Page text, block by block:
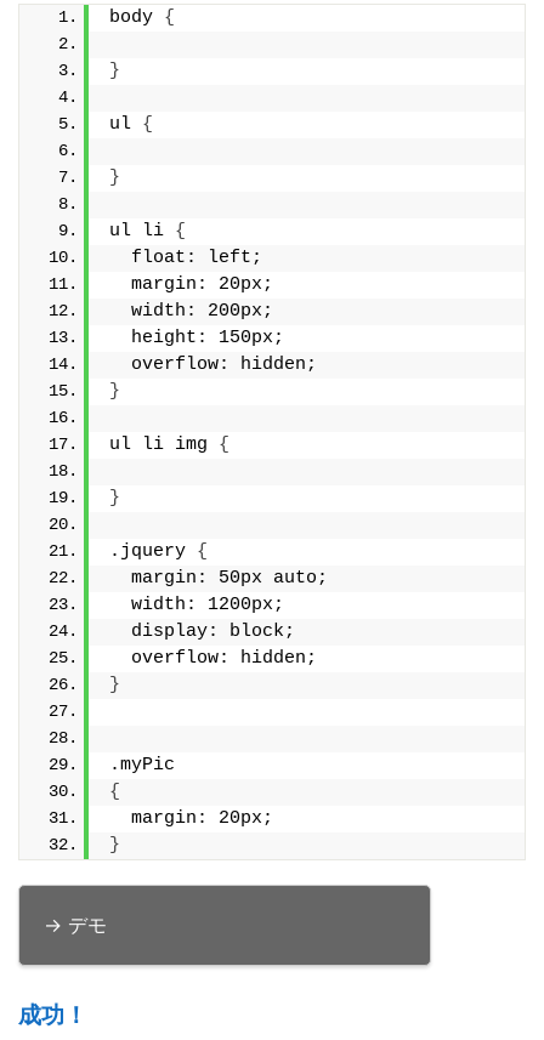
body {
}
ul {
}
ul li {
  float: left;
  margin: 20px;
  width: 200px;
  height: 150px;
  overflow: hidden;
}
ul li img {
}
.jquery {
  margin: 50px auto;
  width: 1200px;
  display: block;
  overflow: hidden;
}
.myPic
{
  margin: 20px;
}
→ デモ
成功！